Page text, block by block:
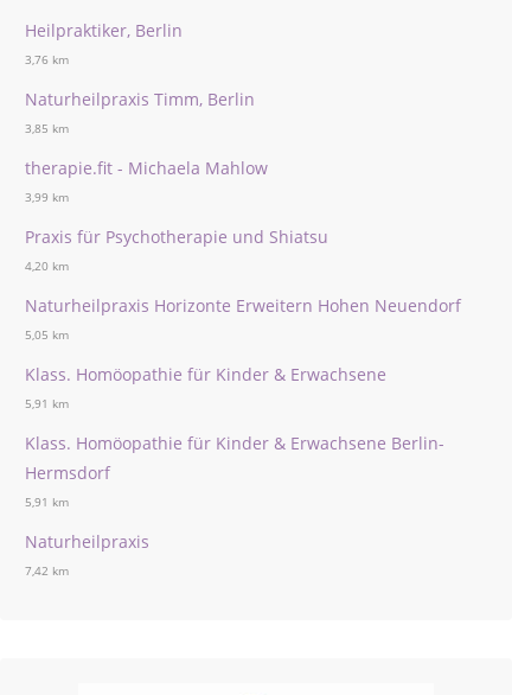
Heilpraktiker, Berlin
3,76 km
Naturheilpraxis Timm, Berlin
3,85 km
therapie.fit - Michaela Mahlow
3,99 km
Praxis für Psychotherapie und Shiatsu
4,20 km
Naturheilpraxis Horizonte Erweitern Hohen Neuendorf
5,05 km
Klass. Homöopathie für Kinder & Erwachsene
5,91 km
Klass. Homöopathie für Kinder & Erwachsene Berlin-
Hermsdorf
5,91 km
Naturheilpraxis
7,42 km